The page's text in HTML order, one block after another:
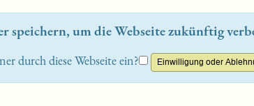
speichern, um die Webseite zukünftig
durch diese Webseite ein?